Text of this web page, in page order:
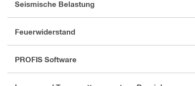
Seismische Belastung
Feuerwiderstand
PROFIS Software